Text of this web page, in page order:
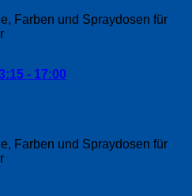
Farben und Spraydosen für
- 17:00
Farben und Spraydosen für